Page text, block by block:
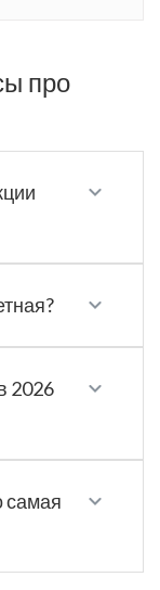
про
2026
самая